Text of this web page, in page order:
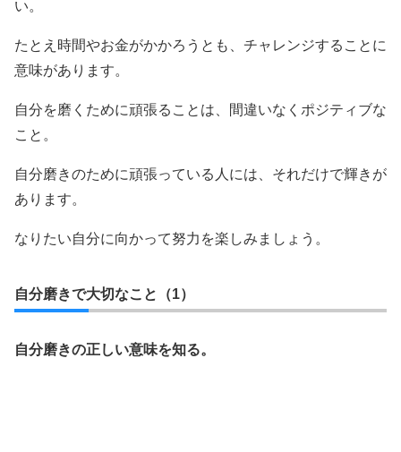
い。
たとえ時間やお金がかかろうとも、チャレンジすることに
意味があります。
自分を磨くために頑張ることは、間違いなくポジティブな
こと。
自分磨きのために頑張っている人には、それだけで輝きが
あります。
なりたい自分に向かって努力を楽しみましょう。
自分磨きで大切なこと（1）
自分磨きの正しい意味を知る。